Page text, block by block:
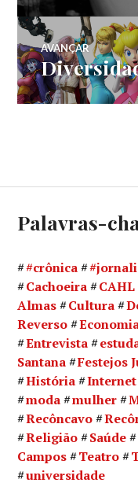
Post
AVANÇAR
Próximo
post:
Palavras-
#crônica
Cachoeira
CAHL
Almas
Cultura
Reverso
Entrevista
Santana
Festejos
História
Internet
moda
mulher
Recôncavo
Religião
Saúde
Campos
Teatro
universidade